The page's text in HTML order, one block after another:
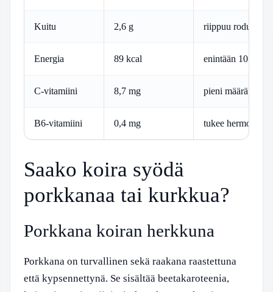
Kuitu 2,6 g riippuu rodun
Energia 89 kcal enintään 10 %
C-vitamiini 8,7 mg pieni määrä riittää
B6-vitamiini 0,4 mg tukee hermostoa
Saako koira syödä
porkkanaa tai kurkkua?
Porkkana koiran herkkuna
Porkkana on turvallinen sekä raakana raastettuna
että kypsennettynä. Se sisältää beetakaroteenia,